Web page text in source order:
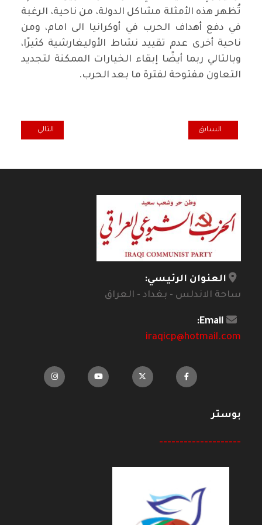
تُظهر هذه الأمثلة مشاكل الدولة، من ناحية، الرغبة
في دفع أهداف الحرب في أوكرانيا الى امام، ومن
ناحية أخرى عدم تقييد نشاط الأوليغارشية كثيرًا،
وبالتالي ربما أيضًا إبقاء الخيارات الممكنة لتجديد
التعاون مفتوحة لفترة ما بعد الحرب.
المقال السابق: قراءة في الفكر الاقتصادي للدكتور سمير أمين ومنجزه
السابق المقال التالي:
التالي
العنوان الرئيسي:
ساحة الاندلس - بغداد - العراق
Email:
iraqicp@hotmail.com
بوستر
--------------------